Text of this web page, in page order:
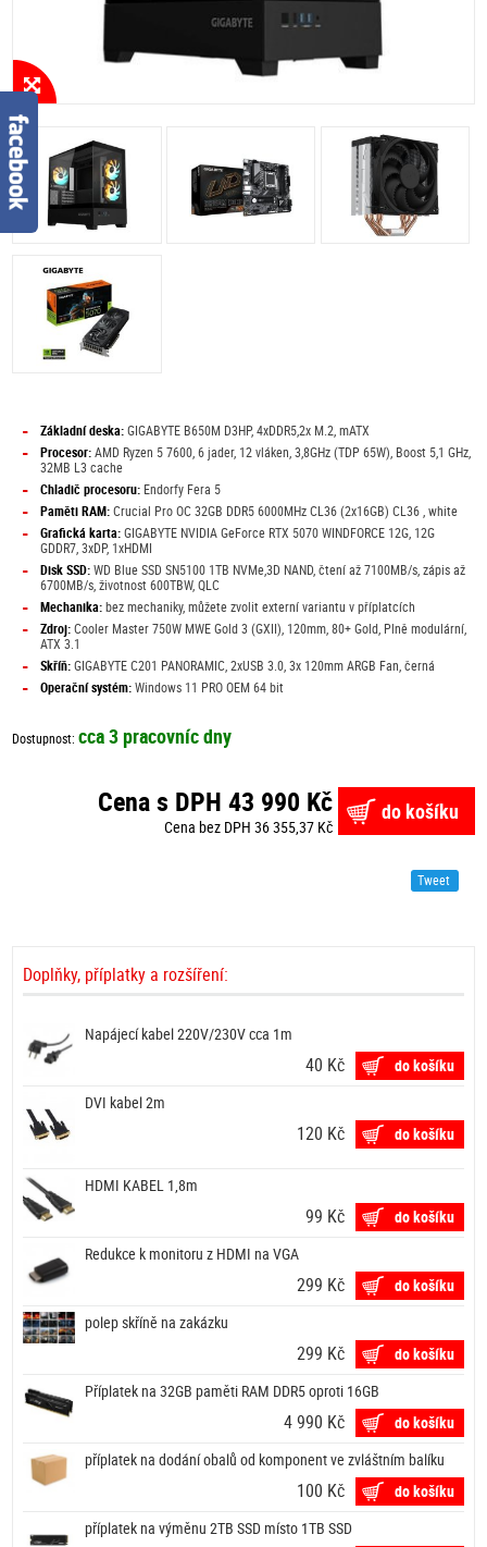
- Základní deska:GIGABYTE B650M D3HP, 4xDDR5,2x M.2, mATX
- Procesor:AMD Ryzen 5 7600, 6 jader, 12 vláken, 3,8GHz (TDP 65W), Boost 5,1 GHz,
32MB L3 cache
- Chladič procesoru:Endorfy Fera 5
- Paměti RAM:Crucial Pro OC 32GB DDR5 6000MHz CL36 (2x16GB) CL36 , white
- Grafická karta:GIGABYTE NVIDIA GeForce RTX 5070 WINDFORCE 12G, 12G
GDDR7, 3xDP, 1xHDMI
- Disk SSD:WD Blue SSD SN5100 1TB NVMe,3D NAND, čtení až 7100MB/s, zápis až
6700MB/s, životnost 600TBW, QLC
- Mechanika:bez mechaniky, můžete zvolit externí variantu v příplatcích
- Zdroj:Cooler Master 750W MWE Gold 3 (GXII), 120mm, 80+ Gold, Plně modulární,
ATX 3.1
- Skříň:GIGABYTE C201 PANORAMIC, 2xUSB 3.0, 3x 120mm ARGB Fan, černá
- Operační systém:Windows 11 PRO OEM 64 bit
Dostupnost:cca 3 pracovníc dny
Cena s DPH 43 990 Kč
Cena bez DPH 36 355,37 Kč
do košíku
Tweet
Doplňky, příplatky a rozšíření:
Napájecí kabel 220V/230V cca 1m
40 Kč
do košíku
DVI kabel 2m
120 Kč do košíku
HDMI KABEL 1,8m
99 Kč
do košíku
Redukce k monitoru z HDMI na VGA
299 Kč
do košíku
polep skříně na zakázku
299 Kč
do košíku
Příplatek na 32GB paměti RAM DDR5 oproti 16GB
4 990 Kč
do košíku
příplatek na dodání obalů od komponent ve zvláštním balíku
100 Kč
do košíku
příplatek na výměnu 2TB SSD místo 1TB SSD